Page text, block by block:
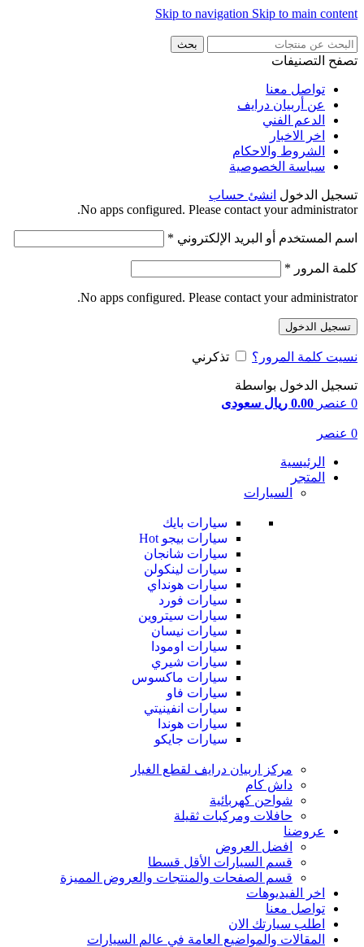
Skip to navigation Skip to main content
بحث
تصفح التصنيفات
تواصل معنا
عن أربيان درايف
الدعم الفني
اخر الاخبار
الشروط والاحكام
سياسة الخصوصية
تسجيل الدخول انشئ حساب
No apps configured. Please contact your administrator.
اسم المستخدم أو البريد الإلكتروني *
كلمة المرور *
No apps configured. Please contact your administrator.
تسجيل الدخول
نسيت كلمة المرور؟ تذكرني
تسجيل الدخول بواسطة
0 عنصر 0.00 ريال سعودى
0 عنصر
الرئيسية
المتجر
السيارات
سيارات بايك
سيارات بيجو Hot
سيارات شانجان
سيارات لينكولن
سيارات هونداي
سيارات فورد
سيارات سيتروين
سيارات نيسان
سيارات اومودا
سيارات شيري
سيارات ماكسوس
سيارات فاو
سيارات انفينيتي
سيارات هوندا
سيارات جايكو
مركز اربيان درايف لقطع الغيار
داش كام
شواحن كهربائية
حافلات ومركبات ثقيلة
عروضنا
افضل العروض
قسم السيارات الأقل قسطا
قسم الصفحات والمنتجات والعروض المميزة
اخر الفيديوهات
تواصل معنا
اطلب سيارتك الان
المقالات والمواضيع العامة في عالم السيارات